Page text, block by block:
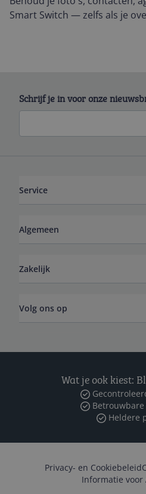
Smart Switch — zelfs als je
Schrijf je in voor onze
Service
Algemeen
Zakelijk
Volg ons op
Wat je ook kiest:
Betrouwbare
Heldere
Privacy- en Cookiebeleid
Informatie voor